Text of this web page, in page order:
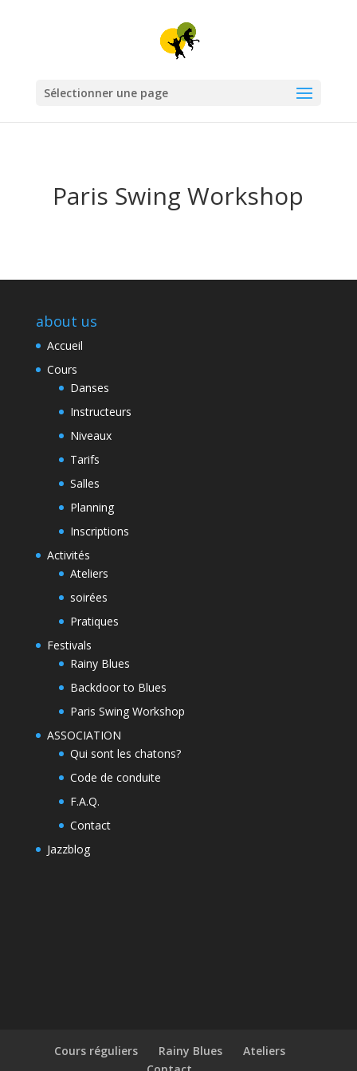
Sélectionner une page
Paris Swing Workshop
about us
Accueil
Cours
Danses
Instructeurs
Niveaux
Tarifs
Salles
Planning
Inscriptions
Activités
Ateliers
soirées
Pratiques
Festivals
Rainy Blues
Backdoor to Blues
Paris Swing Workshop
ASSOCIATION
Qui sont les chatons?
Code de conduite
F.A.Q.
Contact
Jazzblog
Cours réguliers Rainy Blues
Ateliers